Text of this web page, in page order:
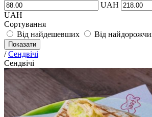
UAH
UAH
Сортування
Від найдешевших
Від
Показати
/ Сендвічі
Сендвічі